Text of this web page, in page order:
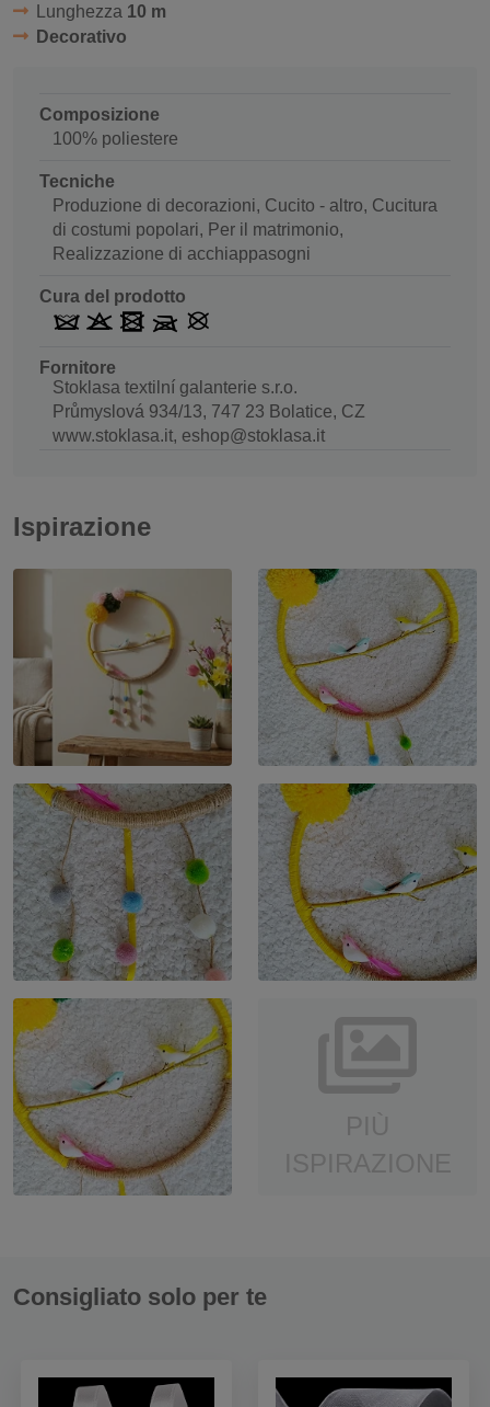
Lunghezza 10 m
Decorativo
Composizione
100% poliestere
Tecniche
Produzione di decorazioni, Cucito - altro, Cucitura
di costumi popolari, Per il matrimonio,
Realizzazione di acchiappasogni
Cura del prodotto
Fornitore
Stoklasa textilní galanterie s.r.o.
Průmyslová 934/13, 747 23 Bolatice, CZ
www.stoklasa.it, eshop@stoklasa.it
Ispirazione
Consigliato solo per te